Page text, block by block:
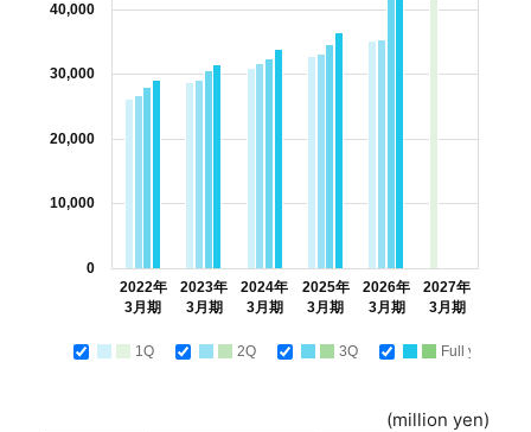
2022年
3月期
2023年
3月期
2024年
3月期
2025年
3月期
2026年
3月期
2027年
3月期
0
10,000
20,000
30,000
40,000
1Q 2Q 3Q Full year
(million yen)